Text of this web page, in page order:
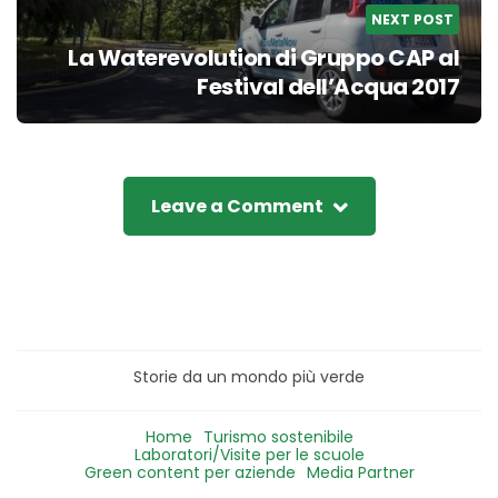
NEXT POST
La Waterevolution di Gruppo CAP al
Festival dell’Acqua 2017
Leave a Comment
Storie da un mondo più verde
Home Turismo sostenibile
Laboratori/Visite per le scuole
Green content per aziende Media Partner